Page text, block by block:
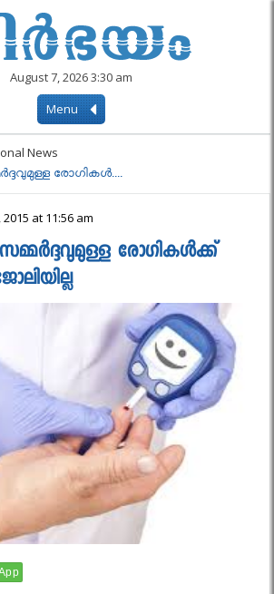
August 7, 2026 3:30 am
Menu
News
രോഗികള്‍....
at 11:56 am
രോഗികള്‍ക്ക്